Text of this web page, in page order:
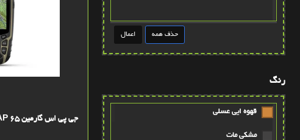
رنگ
قهوه ايي عسلي
مشکي مات
جی پی اس گارمین Garmin GPSMAP 65